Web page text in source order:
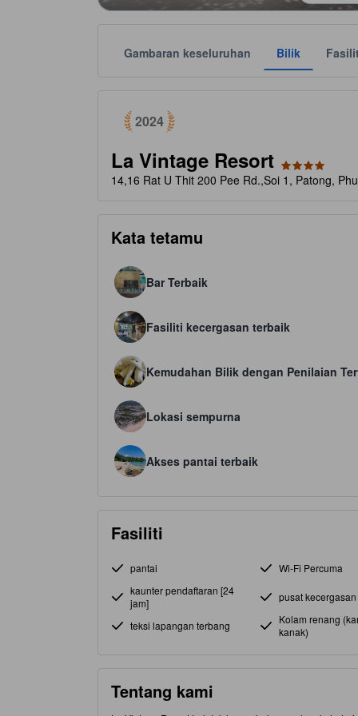
Gambaran keseluruhan Bilik
2024
La Vintage Resort
14,16 Rat U Thit 200 Pee Rd.,Soi 1, Patong,
Kata tetamu
Bar Terbaik
Fasiliti kecergasan terbaik
Kemudahan Bilik dengan Penilaian
Lokasi sempurna
Akses pantai terbaik
Fasiliti
pantai Wi-Fi Percuma
kaunter pendaftaran [24
jam]
pusat kecergasan
teksi lapangan terbang
Kolam renang
kanak)
Tentang kami